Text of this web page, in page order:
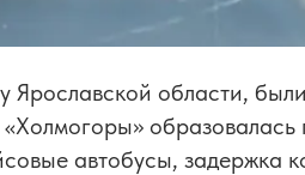
Ярославской области,
образовалась
автобусы, задержка